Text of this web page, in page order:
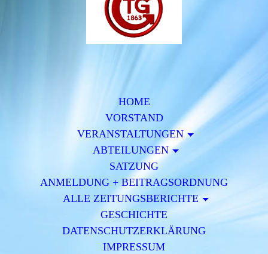
HOME
VORSTAND
VERAN­STALTUNGEN
ABTEILUNGEN
SATZUNG
ANMELDUNG + BEITRAGSORDNUNG
ALLE ZEITUNGSBERICHTE
GESCHICHTE
DATENSCHUTZERKLÄRUNG
IMPRESSUM